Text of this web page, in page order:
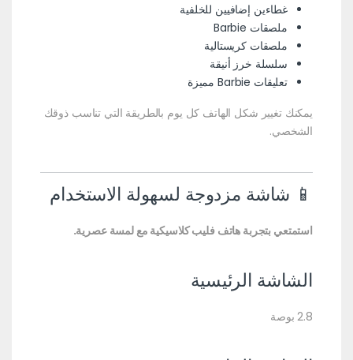
غطاءين إضافيين للخلفية
ملصقات Barbie
ملصقات كريستالية
سلسلة خرز أنيقة
تعليقات Barbie مميزة
يمكنك تغيير شكل الهاتف كل يوم بالطريقة التي تناسب ذوقك
الشخصي.
📱 شاشة مزدوجة لسهولة الاستخدام
استمتعي بتجربة هاتف فليب كلاسيكية مع لمسة عصرية.
الشاشة الرئيسية
2.8 بوصة